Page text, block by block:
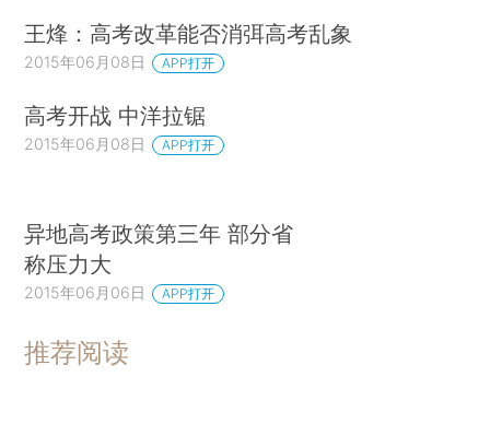
王烽：高考改革能否消弭高考乱象
2015年06月08日 APP打开
高考开战 中洋拉锯
2015年06月08日 APP打开
异地高考政策第三年 部分省
称压力大
2015年06月06日 APP打开
推荐阅读